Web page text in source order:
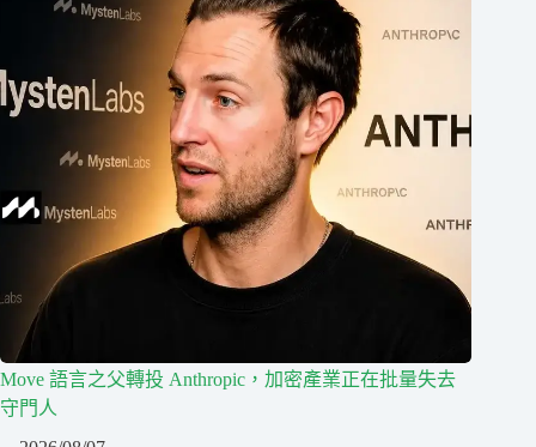
Move 語言之父轉投 Anthropic，加密產業正在批量失去
守門人